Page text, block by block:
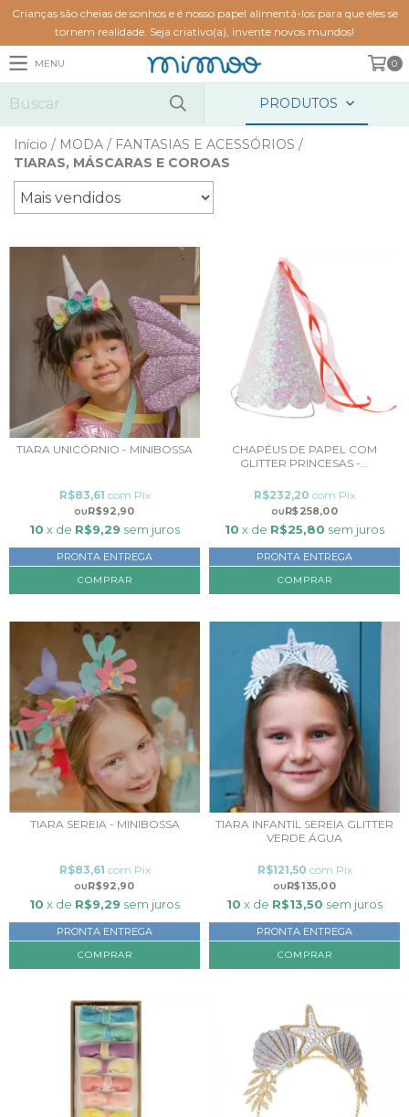
Crianças são cheias de sonhos e é nosso papel alimentá-los para que eles se
tornem realidade. Seja criativo(a), invente novos mundos!
MENU 0
PRODUTOS
Início / MODA / FANTASIAS E ACESSÓRIOS /
TIARAS, MÁSCARAS E COROAS
TIARA UNICÓRNIO - MINIBOSSA
R$92,90
R$83,61 com Pix
10 x de R$9,29 sem juros
PRONTA ENTREGA
CHAPÉUS DE PAPEL COM
GLITTER PRINCESAS -...
R$258,00
R$232,20 com Pix
10 x de R$25,80 sem juros
PRONTA ENTREGA
TIARA SEREIA - MINIBOSSA
R$92,90
R$83,61 com Pix
10 x de R$9,29 sem juros
PRONTA ENTREGA
TIARA INFANTIL SEREIA GLITTER
VERDE ÁGUA
R$135,00
R$121,50 com Pix
10 x de R$13,50 sem juros
PRONTA ENTREGA